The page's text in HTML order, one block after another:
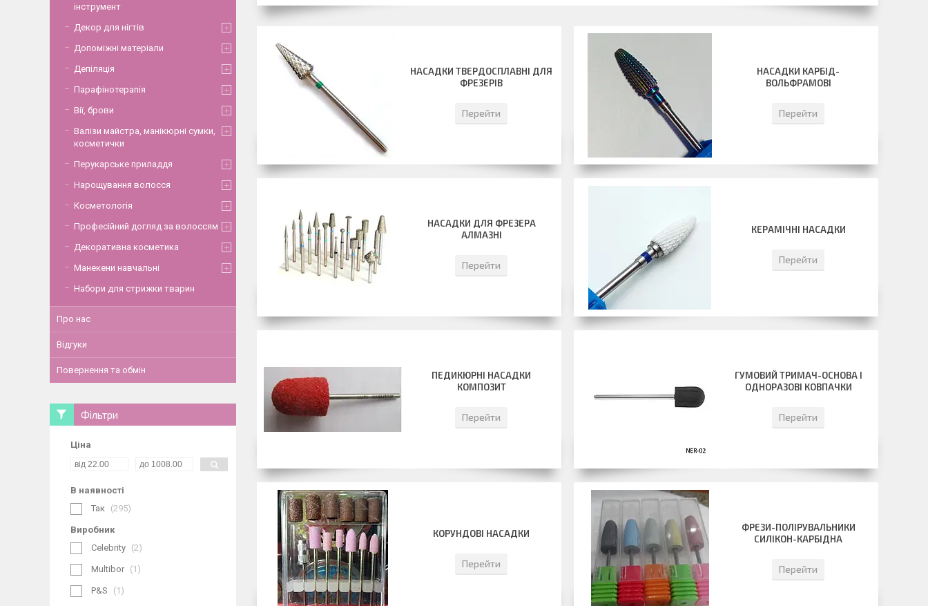
НАСАДКИ ТВЕРДОСПЛАВНІ ДЛЯ
ФРЕЗЕРІВ
Перейти
НАСАДКИ КАРБІД-
ВОЛЬФРАМОВІ
Перейти
НАСАДКИ ДЛЯ ФРЕЗЕРА
АЛМАЗНІ
Перейти
КЕРАМІЧНІ НАСАДКИ
Перейти
ПЕДИКЮРНІ НАСАДКИ
КОМПОЗИТ
Перейти
ГУМОВИЙ ТРИМАЧ-ОСНОВА І
ОДНОРАЗОВІ КОВПАЧКИ
Перейти
КОРУНДОВІ НАСАДКИ
Перейти
ФРЕЗИ-ПОЛІРУВАЛЬНИКИ
СИЛІКОН-КАРБІДНА
Перейти
інструмент
Декор для нігтів
Допоміжні матеріали
Депіляція
Парафінотерапія
Вії, брови
Валізи майстра, манікюрні сумки,
косметички
Перукарське приладдя
Нарощування волосся
Косметологія
Професійний догляд за волоссям
Декоративна косметика
Манекени навчальні
Набори для стрижки тварин
Про нас
Відгуки
Повернення та обмін
Фільтри
Ціна
В наявності
Так
295
Виробник
Celebrity
2
Multibor 1
P&S 1